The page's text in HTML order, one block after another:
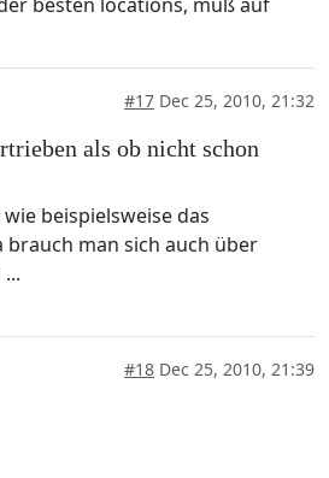
#17 Dec 25, 2010, 21:32
als ob nicht schon
beispielsweise das
brauch man sich auch über
#18 Dec 25, 2010, 21:39